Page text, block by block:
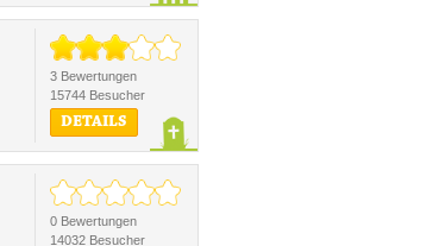
3 Bewertungen
15744 Besucher
DETAILS
0 Bewertungen
14032 Besucher